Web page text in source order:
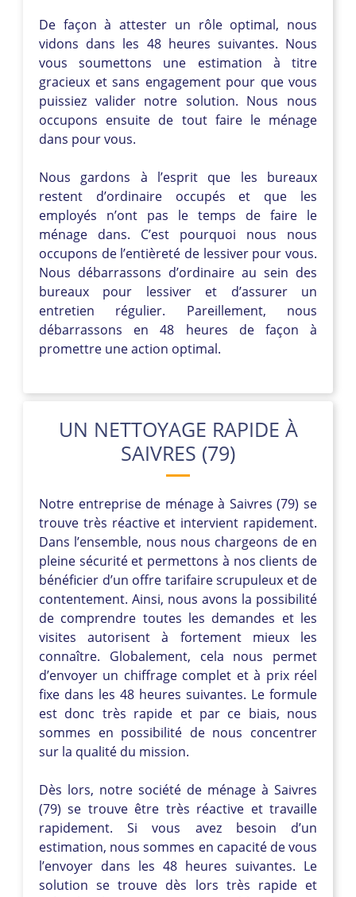
De façon à attester un rôle optimal, nous
vidons dans les 48 heures suivantes. Nous
vous soumettons une estimation à titre
gracieux et sans engagement pour que vous
puissiez valider notre solution. Nous nous
occupons ensuite de tout faire le ménage
dans pour vous.
Nous gardons à l’esprit que les bureaux
restent d’ordinaire occupés et que les
employés n’ont pas le temps de faire le
ménage dans. C’est pourquoi nous nous
occupons de l’entièreté de lessiver pour vous.
Nous débarrassons d’ordinaire au sein des
bureaux pour lessiver et d’assurer un
entretien régulier. Pareillement, nous
débarrassons en 48 heures de façon à
promettre une action optimal.
UN NETTOYAGE RAPIDE À
SAIVRES (79)
Notre entreprise de ménage à Saivres (79) se
trouve très réactive et intervient rapidement.
Dans l’ensemble, nous nous chargeons de en
pleine sécurité et permettons à nos clients de
bénéficier d’un offre tarifaire scrupuleux et de
contentement. Ainsi, nous avons la possibilité
de comprendre toutes les demandes et les
visites autorisent à fortement mieux les
connaître. Globalement, cela nous permet
d’envoyer un chiffrage complet et à prix réel
fixe dans les 48 heures suivantes. Le formule
est donc très rapide et par ce biais, nous
sommes en possibilité de nous concentrer
sur la qualité du mission.
Dès lors, notre société de ménage à Saivres
(79) se trouve être très réactive et travaille
rapidement. Si vous avez besoin d’un
estimation, nous sommes en capacité de vous
l’envoyer dans les 48 heures suivantes. Le
solution se trouve dès lors très rapide et